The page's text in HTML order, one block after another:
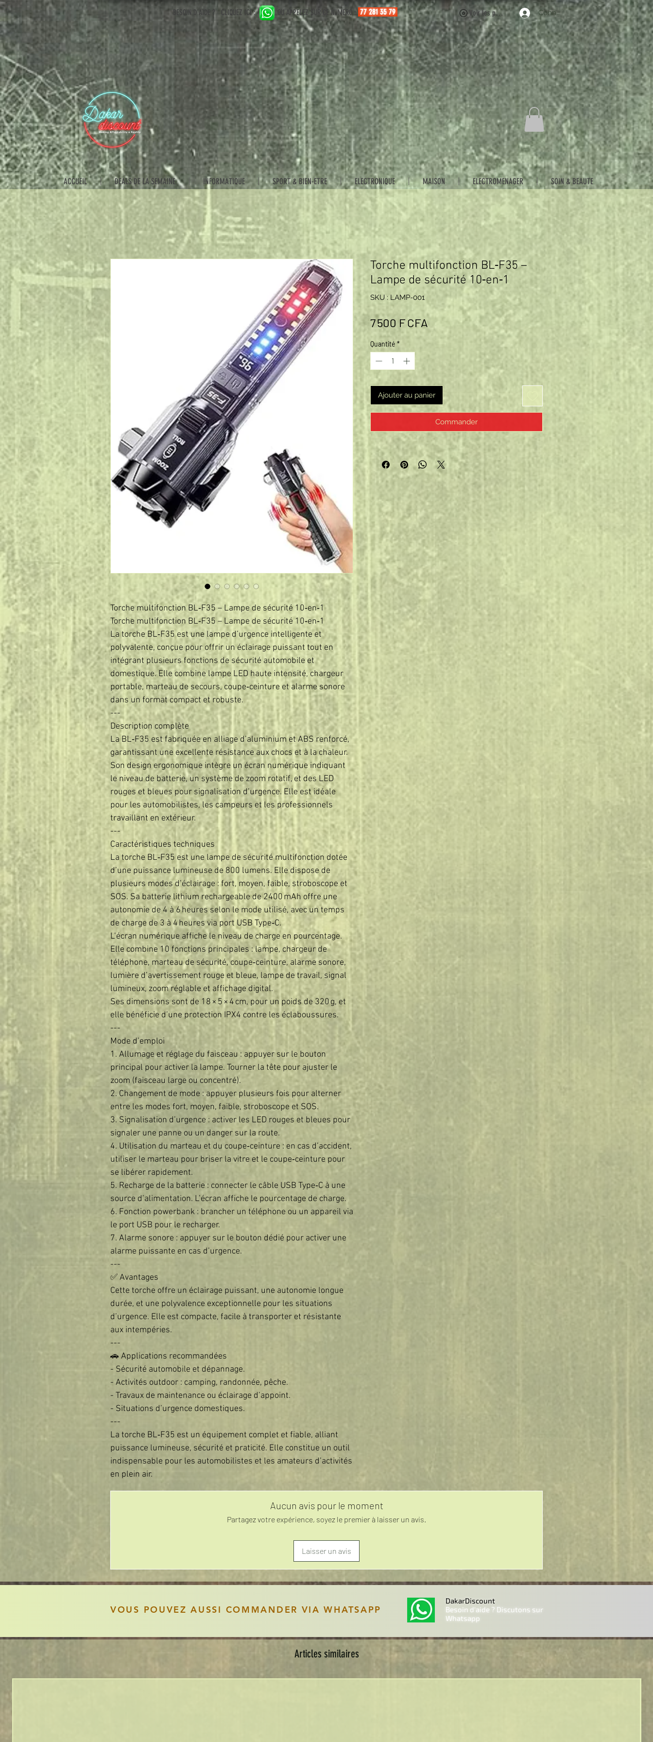
BESOIN D'AIDE ? Voir les points Connexion
CLIQUEZ ICI : OU APPELEZ SUR CE NUMERO : 77 281 35 79
ACCUEIL DEALS DE LA SEMAINE INFORMATIQUE SPORT & BIEN-ETRE ELECTRONIQUE MAISON ELECTROMENAGER SOIN & BEAUTE
Torche multifonction BL‑F35 – Lampe de sécurité 10‑en‑1
Torche multifonction BL‑F35 – Lampe de sécurité 10‑en‑1
La torche BL‑F35 est une lampe d’urgence intelligente et
polyvalente, conçue pour offrir un éclairage puissant tout en
intégrant plusieurs fonctions de sécurité automobile et
domestique. Elle combine lampe LED haute intensité, chargeur
portable, marteau de secours, coupe‑ceinture et alarme sonore
dans un format compact et robuste.
---
Description complète
La BL‑F35 est fabriquée en alliage d’aluminium et ABS renforcé,
garantissant une excellente résistance aux chocs et à la chaleur.
Son design ergonomique intègre un écran numérique indiquant
le niveau de batterie, un système de zoom rotatif, et des LED
rouges et bleues pour signalisation d’urgence. Elle est idéale
pour les automobilistes, les campeurs et les professionnels
travaillant en extérieur.
---
Caractéristiques techniques
La torche BL‑F35 est une lampe de sécurité multifonction dotée
d’une puissance lumineuse de 800 lumens. Elle dispose de
plusieurs modes d’éclairage : fort, moyen, faible, stroboscope et
SOS. Sa batterie lithium rechargeable de 2400 mAh offre une
autonomie de 4 à 6 heures selon le mode utilisé, avec un temps
de charge de 3 à 4 heures via port USB Type‑C.
L’écran numérique affiche le niveau de charge en pourcentage.
Elle combine 10 fonctions principales : lampe, chargeur de
téléphone, marteau de sécurité, coupe‑ceinture, alarme sonore,
lumière d’avertissement rouge et bleue, lampe de travail, signal
lumineux, zoom réglable et affichage digital.
Ses dimensions sont de 18 × 5 × 4 cm, pour un poids de 320 g, et
elle bénéficie d’une protection IPX4 contre les éclaboussures.
---
Mode d’emploi
1. Allumage et réglage du faisceau : appuyer sur le bouton
principal pour activer la lampe. Tourner la tête pour ajuster le
zoom (faisceau large ou concentré).
2. Changement de mode : appuyer plusieurs fois pour alterner
entre les modes fort, moyen, faible, stroboscope et SOS.
3. Signalisation d’urgence : activer les LED rouges et bleues pour
signaler une panne ou un danger sur la route.
4. Utilisation du marteau et du coupe‑ceinture : en cas d’accident,
utiliser le marteau pour briser la vitre et le coupe‑ceinture pour
se libérer rapidement.
5. Recharge de la batterie : connecter le câble USB Type‑C à une
source d’alimentation. L’écran affiche le pourcentage de charge.
6. Fonction powerbank : brancher un téléphone ou un appareil via
le port USB pour le recharger.
7. Alarme sonore : appuyer sur le bouton dédié pour activer une
alarme puissante en cas d’urgence.
---
✅ Avantages
Cette torche offre un éclairage puissant, une autonomie longue
durée, et une polyvalence exceptionnelle pour les situations
d’urgence. Elle est compacte, facile à transporter et résistante
aux intempéries.
---
🚗 Applications recommandées
- Sécurité automobile et dépannage.
- Activités outdoor : camping, randonnée, pêche.
- Travaux de maintenance ou éclairage d’appoint.
- Situations d’urgence domestiques.
---
La torche BL‑F35 est un équipement complet et fiable, alliant
puissance lumineuse, sécurité et praticité. Elle constitue un outil
indispensable pour les automobilistes et les amateurs d’activités
en plein air.
Torche multifonction BL‑F35 –
Lampe de sécurité 10‑en‑1
SKU : LAMP-001
7 500 F CFA Prix
Quantité *
Ajouter au panier
Commander
Aucun avis pour le moment
Partagez votre expérience, soyez le premier à laisser un avis.
Laisser un avis
VOUS POUVEZ AUSSI COMMANDER VIA WHATSAPP
DakarDiscount
Besoin d'aide ? Discutons sur
Whatsapp
Articles similaires